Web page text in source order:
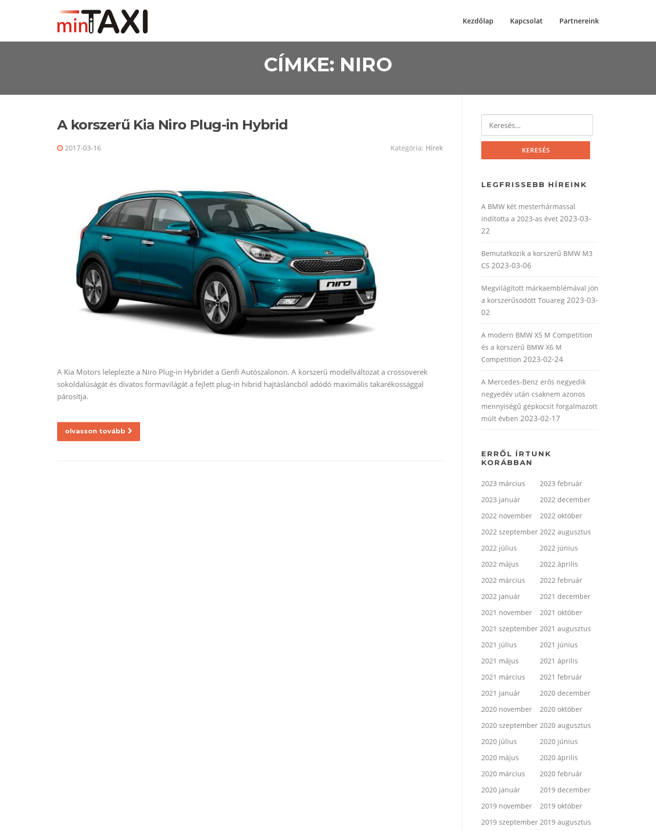
Kezdőlap Kapcsolat Partnereink
CÍMKE: NIRO
A korszerű Kia Niro Plug-in Hybrid
2017-03-16 Kategória: Hírek
A Kia Motors leleplezte a Niro Plug-in Hybridet a Genfi Autószalonon. A korszerű modellváltozat a crossoverek
sokoldalúságát és divatos formavilágát a fejlett plug-in hibrid hajtásláncból adódó maximális takarékossággal
párosítja.
olvasson tovább
LEGFRISSEBB HÍREINK
A BMW két mesterhármassal
indította a 2023-as évet 2023-03-
22
Bemutatkozik a korszerű BMW M3
CS 2023-03-06
Megvilágított márkaemblémával jön
a korszerűsödött Touareg 2023-03-
02
A modern BMW X5 M Competition
és a korszerű BMW X6 M
Competition 2023-02-24
A Mercedes-Benz erős negyedik
negyedév után csaknem azonos
mennyiségű gépkocsit forgalmazott
múlt évben 2023-02-17
ERRŐL ÍRTUNK
KORÁBBAN
2023 március
2023 február
2023 január
2022 december
2022 november
2022 október
2022 szeptember 2022 augusztus
2022 július
2022 június
2022 május
2022 április
2022 március
2022 február
2022 január
2021 december
2021 november
2021 október
2021 szeptember 2021 augusztus
2021 július
2021 június
2021 május
2021 április
2021 március
2021 február
2021 január
2020 december
2020 november
2020 október
2020 szeptember 2020 augusztus
2020 július
2020 június
2020 május
2020 április
2020 március
2020 február
2020 január
2019 december
2019 november
2019 október
2019 szeptember 2019 augusztus